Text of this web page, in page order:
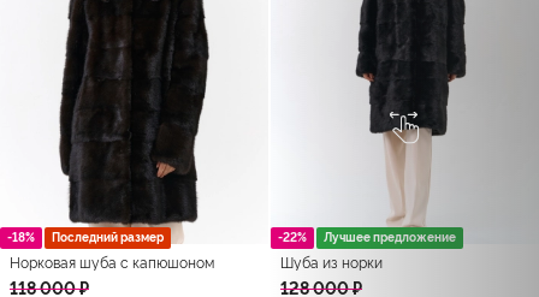
-18% Последний размер
Норковая шуба с капюшоном
118 000 ₽
-22% Лучшее предложение
Шуба из норки
128 000 ₽